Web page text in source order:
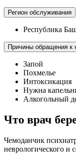
Регион обслуживания
Республика
Причины обращения к
Запой
Похмелье
Интоксикация
Нужна
Алкогольный
Что врач
Чемоданчик
неврологического и